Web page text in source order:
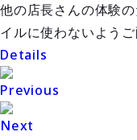
他の店長さんの体験
イルに使わないよう
Details
Previous
Next